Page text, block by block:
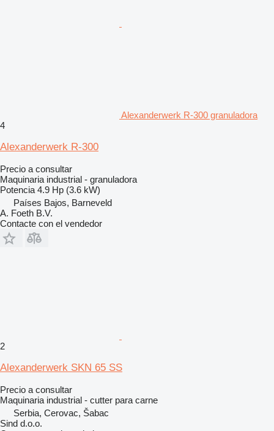
Alexanderwerk R-300 granuladora
4
Alexanderwerk R-300
Precio a consultar
Maquinaria industrial - granuladora
Potencia 4.9 Hp (3.6 kW)
Países Bajos, Barneveld
A. Foeth B.V.
Contacte con el vendedor
2
Alexanderwerk SKN 65 SS
Precio a consultar
Maquinaria industrial - cutter para carne
Serbia, Cerovac, Šabac
Sind d.o.o.